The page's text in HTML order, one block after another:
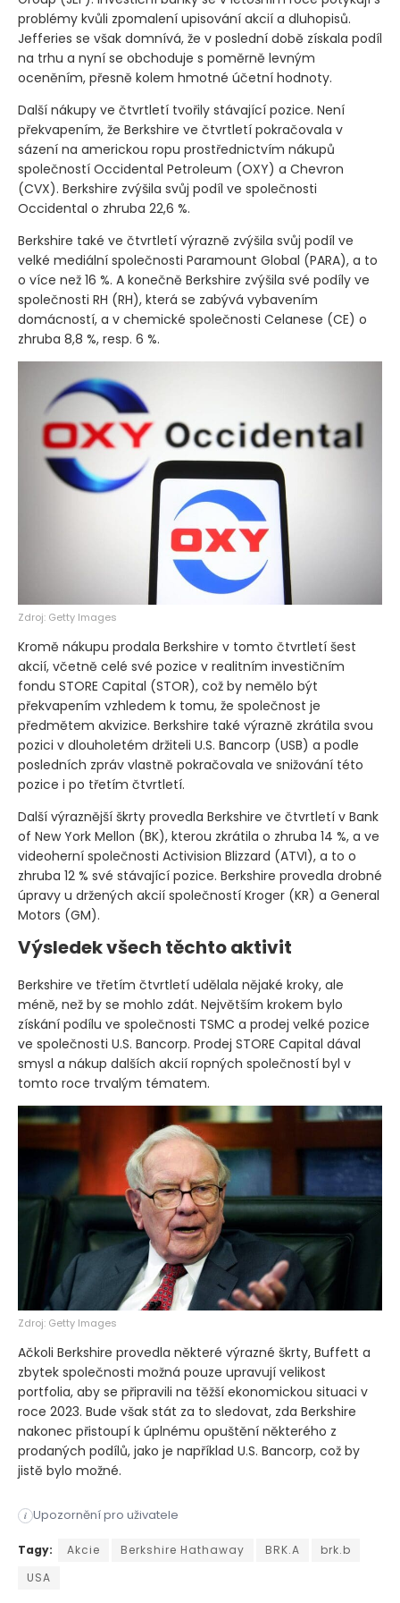
problémy kvůli zpomalení upisování akcií a dluhopisů.
Jefferies se však domnívá, že v poslední době získala podíl
na trhu a nyní se obchoduje s poměrně levným
oceněním, přesně kolem hmotné účetní hodnoty.
Další nákupy ve čtvrtletí tvořily stávající pozice. Není
překvapením, že Berkshire ve čtvrtletí pokračovala v
sázení na americkou ropu prostřednictvím nákupů
společností Occidental Petroleum (OXY) a Chevron
(CVX). Berkshire zvýšila svůj podíl ve společnosti
Occidental o zhruba 22,6 %.
Berkshire také ve čtvrtletí výrazně zvýšila svůj podíl ve
velké mediální společnosti Paramount Global (PARA), a to
o více než 16 %. A konečně Berkshire zvýšila své podíly ve
společnosti RH (RH), která se zabývá vybavením
domácností, a v chemické společnosti Celanese (CE) o
zhruba 8,8 %, resp. 6 %.
Zdroj: Getty Images
Kromě nákupu prodala Berkshire v tomto čtvrtletí šest
akcií, včetně celé své pozice v realitním investičním
fondu STORE Capital (STOR), což by nemělo být
překvapením vzhledem k tomu, že společnost je
předmětem akvizice. Berkshire také výrazně zkrátila svou
pozici v dlouholetém držiteli U.S. Bancorp (USB) a podle
posledních zpráv vlastně pokračovala ve snižování této
pozice i po třetím čtvrtletí.
Další výraznější škrty provedla Berkshire ve čtvrtletí v Bank
of New York Mellon (BK), kterou zkrátila o zhruba 14 %, a ve
videoherní společnosti Activision Blizzard (ATVI), a to o
zhruba 12 % své stávající pozice. Berkshire provedla drobné
úpravy u držených akcií společností Kroger (KR) a General
Motors (GM).
Výsledek všech těchto aktivit
Berkshire ve třetím čtvrtletí udělala nějaké kroky, ale
méně, než by se mohlo zdát. Největším krokem bylo
získání podílu ve společnosti TSMC a prodej velké pozice
ve společnosti U.S. Bancorp. Prodej STORE Capital dával
smysl a nákup dalších akcií ropných společností byl v
tomto roce trvalým tématem.
Zdroj: Getty Images
Ačkoli Berkshire provedla některé výrazné škrty, Buffett a
zbytek společnosti možná pouze upravují velikost
portfolia, aby se připravili na těžší ekonomickou situaci v
roce 2023. Bude však stát za to sledovat, zda Berkshire
nakonec přistoupí k úplnému opuštění některého z
prodaných podílů, jako je například U.S. Bancorp, což by
jistě bylo možné.
i Upozornění pro uživatele
Společnost Berkshire Hathaway (BRK.A) (BRK.B),
Tagy: Akcie Berkshire Hathaway BRK.A
brk.b
USA